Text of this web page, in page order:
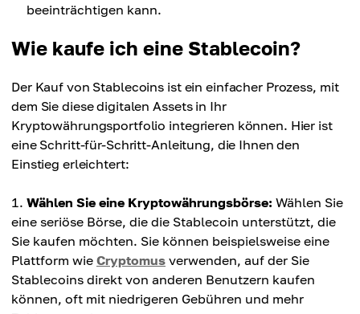
beeinträchtigen kann.
Wie kaufe ich eine Stablecoin?
Der Kauf von Stablecoins ist ein einfacher Prozess, mit
dem Sie diese digitalen Assets in Ihr
Kryptowährungsportfolio integrieren können. Hier ist
eine Schritt-für-Schritt-Anleitung, die Ihnen den
Einstieg erleichtert:
Wählen Sie eine Kryptowährungsbörse: Wählen Sie
eine seriöse Börse, die die Stablecoin unterstützt, die
Sie kaufen möchten. Sie können beispielsweise eine
Plattform wie Cryptomus verwenden, auf der Sie
Stablecoins direkt von anderen Benutzern kaufen
können, oft mit niedrigeren Gebühren und mehr